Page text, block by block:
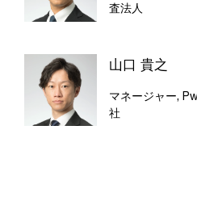
査法人
山口 貴之
マネージャー,
社